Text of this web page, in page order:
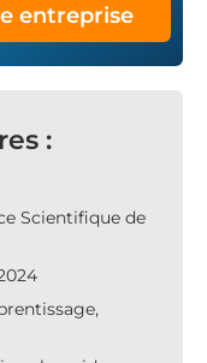
entreprise
:
Scientifique de